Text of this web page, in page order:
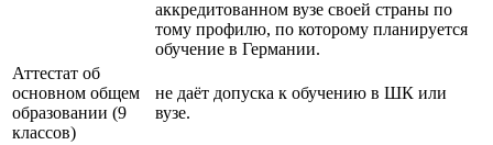
аккредитованном вузе своей страны по
тому профилю, по которому планируется
обучение в Германии.
Аттестат об
основном общем
образовании (9
классов)
не даёт допуска к обучению в ШК или
вузе.